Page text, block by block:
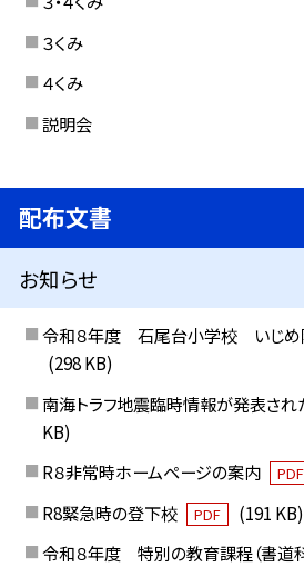
３くみ
４くみ
説明会
配布文書
お知らせ
令和８年度 石尾台小学校 いじめ
(298 KB)
南海トラフ地震臨時情報が発表され
KB)
R８非常時ホームページの案内
PDF
R8緊急時の登下校
PDF
(191 KB)
令和８年度 特別の教育課程（書道